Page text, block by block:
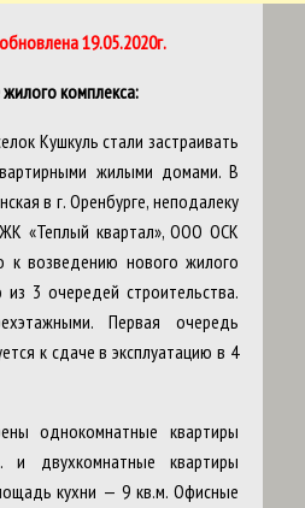
19.05.2020г.
комплекса:
Кушкуль стали застраивать
жилыми домами. В
в г. Оренбурге, неподалеку
«Теплый квартал», ООО ОСК
к возведению нового жилого
из 3 очередей строительства.
Первая очередь
к сдаче в эксплуатацию в 4
однокомнатные квартиры
двухкомнатные квартиры
кухни — 9 кв.м. Офисные